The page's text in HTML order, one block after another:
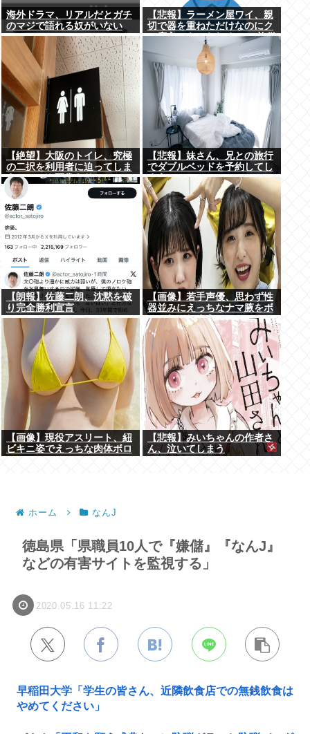
海外ドラマ、リアルだとガチ
のマジで語れる奴がいない
www
【悲報】ラーメン屋ワイ、親
切で器を重ねただけなのにク
ソ店主にキレられる ←…礼儀
正しいワイが悪いか？
【絶望】大阪のトイレ、究極
の二択を利用者に迫ってしま
うwww (※画像あり)
【悲報】妹さん、兄との旅行
でダブルベッドを予約してし
まう⇒www
【朗報】佐藤二朗、沈黙を破
り完全勝利宣言
【画像】若手声優、思わず性
器並みにえっちなナマ腋をボ
ロンしてしまうwww
【画像】現役アスリート、紐
ビキニ姿でえっちな肉体ボロ
【悲報】みいちゃんの作者さ
ん、泣いてしまう
ホーム なんJ
徳島県「県職員10人で『嫌儲』『なんJ』
などの有害サイトを監視する」
2020.05.16 11:22
早稲田大学「学生の皆さん、近隣飲食店での無銭飲食は
やめてください」